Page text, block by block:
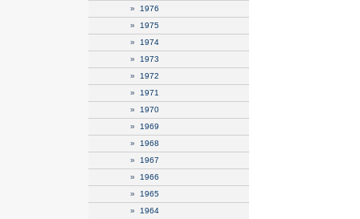
» 1976
» 1975
» 1974
» 1973
» 1972
» 1971
» 1970
» 1969
» 1968
» 1967
» 1966
» 1965
» 1964